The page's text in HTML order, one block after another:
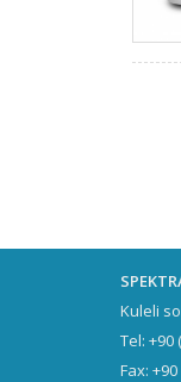
Kuleli
Tel: +90
Fax: